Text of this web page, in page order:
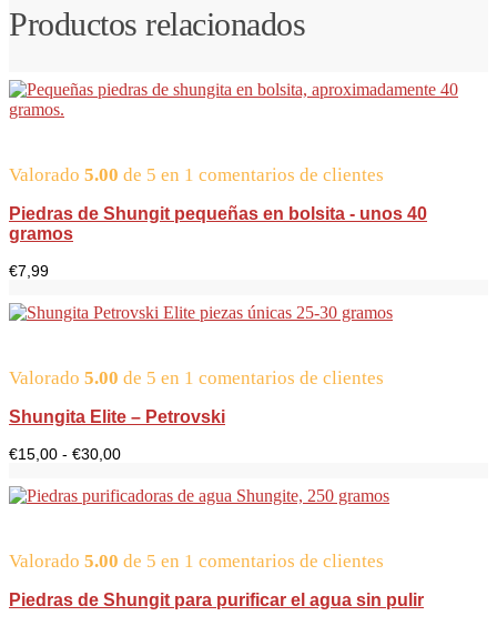
Productos relacionados
Valorado 5.00 de 5 en 1 comentarios de clientes
Piedras de Shungit pequeñas en bolsita - unos 40
gramos
€7,99
Valorado 5.00 de 5 en 1 comentarios de clientes
Shungita Elite – Petrovski
€15,00 - €30,00Rango
precios:
de
a
€
Valorado 5.00 de 5 en 1 comentarios de clientes
Piedras de Shungit para purificar el agua sin pulir